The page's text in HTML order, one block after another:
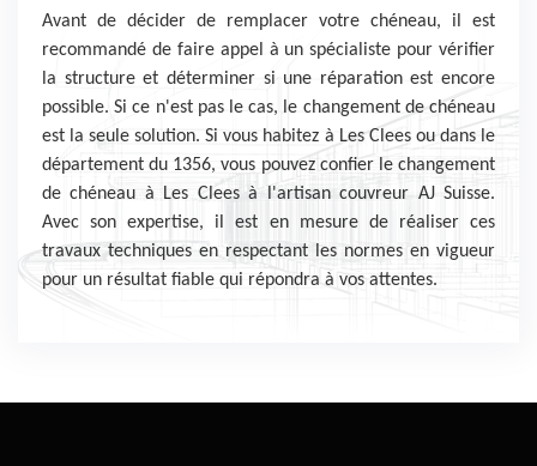
Avant de décider de remplacer votre chéneau, il est
recommandé de faire appel à un spécialiste pour vérifier
la structure et déterminer si une réparation est encore
possible. Si ce n'est pas le cas, le changement de chéneau
est la seule solution. Si vous habitez à Les Clees ou dans le
département du 1356, vous pouvez confier le changement
de chéneau à Les Clees à l'artisan couvreur AJ Suisse.
Avec son expertise, il est en mesure de réaliser ces
travaux techniques en respectant les normes en vigueur
pour un résultat fiable qui répondra à vos attentes.